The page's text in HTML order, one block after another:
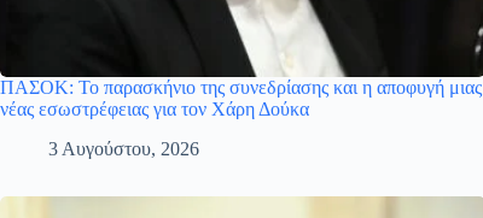
ΠΑΣΟΚ: Το παρασκήνιο της συνεδρίασης και η αποφυγή μιας
νέας εσωστρέφειας για τον Χάρη Δούκα
3 Αυγούστου, 2026